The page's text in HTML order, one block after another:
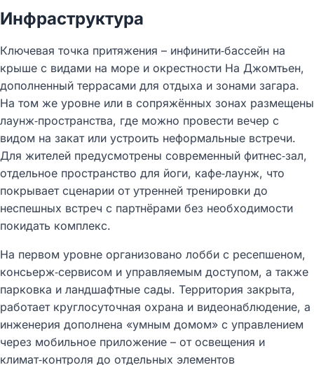
Инфраструктура
Ключевая точка притяжения – инфинити‑бассейн на
крыше с видами на море и окрестности На Джомтьен,
дополненный террасами для отдыха и зонами загара.
На том же уровне или в сопряжённых зонах размещены
лаунж‑пространства, где можно провести вечер с
видом на закат или устроить неформальные встречи.
Для жителей предусмотрены современный фитнес‑зал,
отдельное пространство для йоги, кафе‑лаунж, что
покрывает сценарии от утренней тренировки до
неспешных встреч с партнёрами без необходимости
покидать комплекс.​
На первом уровне организовано лобби с ресепшеном,
консьерж‑сервисом и управляемым доступом, а также
парковка и ландшафтные сады. Территория закрыта,
работает круглосуточная охрана и видеонаблюдение, а
инженерия дополнена «умным домом» с управлением
через мобильное приложение – от освещения и
климат‑контроля до отдельных элементов